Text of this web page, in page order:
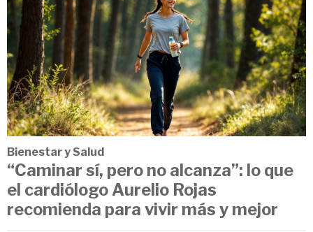
Bienestar y Salud
“Caminar sí, pero no alcanza”: lo que
el cardiólogo Aurelio Rojas
recomienda para vivir más y mejor